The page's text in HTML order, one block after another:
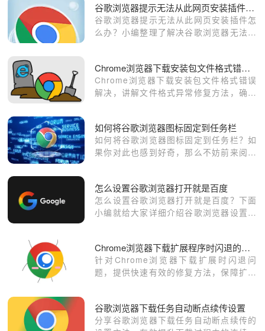
谷歌浏览器提示无法从此网页安装插件怎么办
谷歌浏览器提示无法从此网页安装插件怎
么办？小编整理了解决谷歌浏览器无法安
Chrome浏览器下载安装包文件格式错误解决
Chrome浏览器下载安装包文件格式错误
解决，讲解文件格式异常修复方法，确保
如何将谷歌浏览器图标固定到任务栏
如何将谷歌浏览器图标固定到任务栏？如
果你对此也感到好奇，那么不妨前来阅读
怎么设置谷歌浏览器打开就是百度
怎么设置谷歌浏览器打开就是百度？下面
小编就给大家详细介绍谷歌浏览器设置打
Chrome浏览器下载扩展程序时闪退的解决方法
针对Chrome浏览器下载扩展时闪退问
题，提供快速有效的修复方法，保障扩展
谷歌浏览器下载任务自动断点续传设置
分享谷歌浏览器下载任务自动断点续传的